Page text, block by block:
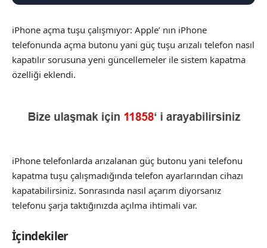
iPhone açma tuşu çalışmıyor: Apple’ nın iPhone
telefonunda açma butonu yani güç tuşu arızalı telefon nasıl
kapatılır sorusuna yeni güncellemeler ile sistem kapatma
özelliği eklendi.
iPhone telefonlarda arızalanan güç butonu yani telefonu
kapatma tuşu çalışmadığında telefon ayarlarından cihazı
kapatabilirsiniz. Sonrasında nasıl açarım diyorsanız
telefonu şarja taktığınızda açılma ihtimali var.
İçindekiler